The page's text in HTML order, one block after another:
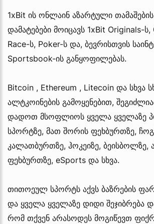
1xBit ის ონლაინ აზარტული
დამატებები მოიცავს 1xBit Originals-
Race-ს, Poker-ს და, ბევრისთვის
Sportsbook-ის განყოფილებას.
Bitcoin , Ethereum , Litecoin და სხვა
ალტკოინების გამოყენებით,
დადოთ მსოფლიოს ყველა ყველაზე
სპორტზე, მათ შორის ფეხბურთზე,
კალათბურთზე, ჰოკეიზე, ბეისბოლზე,
ფეხბურთზე, eSports და სხვა.
თითოეულ სპორტს აქვს ბაზრების
და ყველა ყველაზე დიდი შეჯიბრება
რომ თქვენ არასოდეს მოგიწევთ